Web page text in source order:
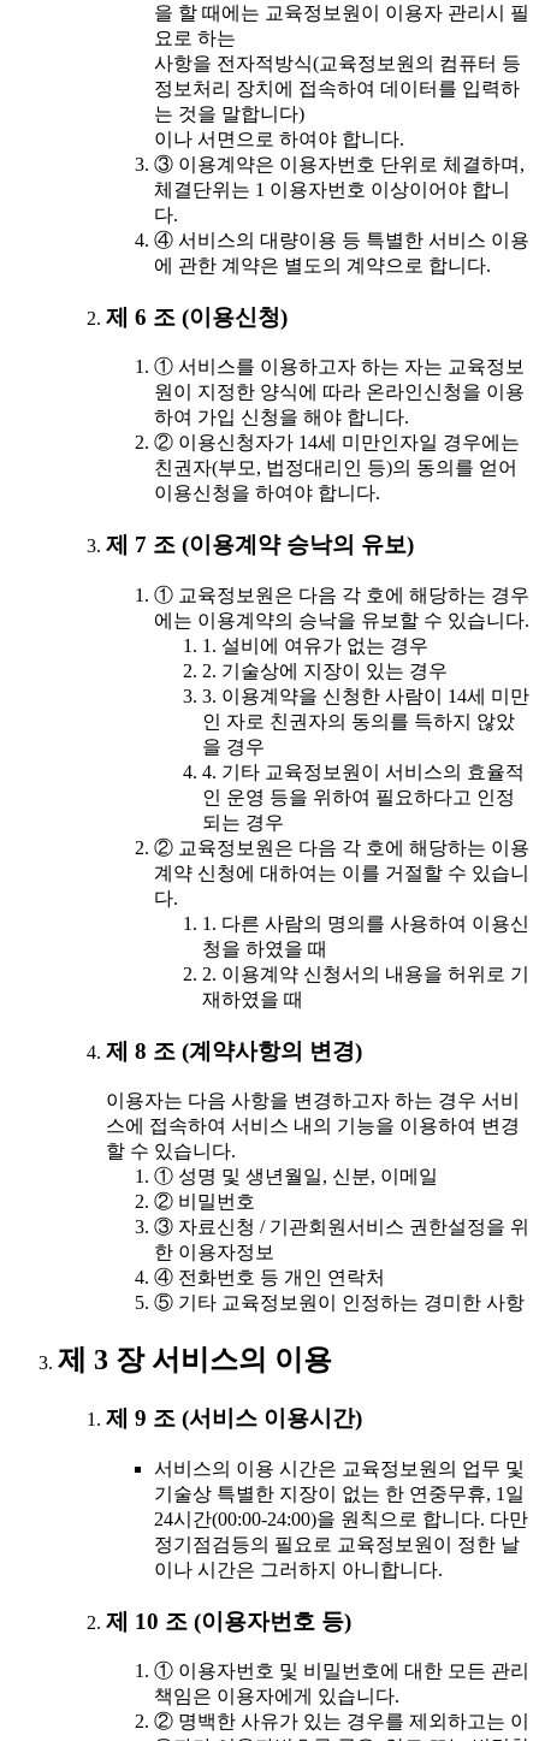
을 할 때에는 교육정보원이 이용자 관리시 필
요로 하는
사항을 전자적방식(교육정보원의 컴퓨터 등
정보처리 장치에 접속하여 데이터를 입력하
는 것을 말합니다)
이나 서면으로 하여야 합니다.
③ 이용계약은 이용자번호 단위로 체결하며,
체결단위는 1 이용자번호 이상이어야 합니
다.
④ 서비스의 대량이용 등 특별한 서비스 이용
에 관한 계약은 별도의 계약으로 합니다.
제 6 조 (이용신청)
① 서비스를 이용하고자 하는 자는 교육정보
원이 지정한 양식에 따라 온라인신청을 이용
하여 가입 신청을 해야 합니다.
② 이용신청자가 14세 미만인자일 경우에는
친권자(부모, 법정대리인 등)의 동의를 얻어
이용신청을 하여야 합니다.
제 7 조 (이용계약 승낙의 유보)
① 교육정보원은 다음 각 호에 해당하는 경우
에는 이용계약의 승낙을 유보할 수 있습니다.
1. 설비에 여유가 없는 경우
2. 기술상에 지장이 있는 경우
3. 이용계약을 신청한 사람이 14세 미만
인 자로 친권자의 동의를 득하지 않았
을 경우
4. 기타 교육정보원이 서비스의 효율적
인 운영 등을 위하여 필요하다고 인정
되는 경우
② 교육정보원은 다음 각 호에 해당하는 이용
계약 신청에 대하여는 이를 거절할 수 있습니
다.
1. 다른 사람의 명의를 사용하여 이용신
청을 하였을 때
2. 이용계약 신청서의 내용을 허위로 기
재하였을 때
제 8 조 (계약사항의 변경)
이용자는 다음 사항을 변경하고자 하는 경우 서비
스에 접속하여 서비스 내의 기능을 이용하여 변경
할 수 있습니다.
① 성명 및 생년월일, 신분, 이메일
② 비밀번호
③ 자료신청 / 기관회원서비스 권한설정을 위
한 이용자정보
④ 전화번호 등 개인 연락처
⑤ 기타 교육정보원이 인정하는 경미한 사항
제 3 장 서비스의 이용
제 9 조 (서비스 이용시간)
서비스의 이용 시간은 교육정보원의 업무 및
기술상 특별한 지장이 없는 한 연중무휴, 1일
24시간(00:00-24:00)을 원칙으로 합니다. 다만
정기점검등의 필요로 교육정보원이 정한 날
이나 시간은 그러하지 아니합니다.
제 10 조 (이용자번호 등)
① 이용자번호 및 비밀번호에 대한 모든 관리
책임은 이용자에게 있습니다.
② 명백한 사유가 있는 경우를 제외하고는 이